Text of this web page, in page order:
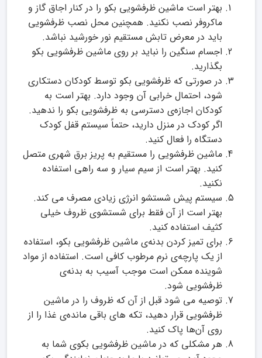
بهتر است ماشین ظرفشویی بکو را در کنار اجاق گاز و
ماکروفر نصب نکنید. همچنین محل نصب ظرفشویی
باید در معرض تابش مستقیم نور خورشید نباشد.
اجسام سنگین را نباید بر روی ماشین ظرفشویی بکو
بگذارید.
در صورتی که ظرفشویی بکو توسط کودکان دستکاری
شود، احتمال خرابی آن وجود دارد. بهتر است به
کودکان اجازه‌ی دسترسی به ظرفشویی بکو را ندهید.
اگر کودک در منزل دارید، حتماً سیستم قفل کودک
دستگاه را فعال کنید.
ماشین ظرفشویی را مستقیم به پریز برق شهری متصل
کنید. بهتر است از سیم سیار و سه راهی استفاده
نکنید.
سیستم پیش شستشو انرژی زیادی مصرف می کند.
بهتر است از آن فقط برای شستشوی ظروف خیلی
کثیف استفاده کنید.
برای تمیز کردن بدنه‌ی ماشین ظرفشویی بکو، استفاده
از یک پارچه‌ی نرم مرطوب کافی است. استفاده از مواد
شوینده ممکن است موجب آسیب به بدنه‌ی
ظرفشویی شود.
توصیه می شود قبل از آن که ظروف را در ماشین
ظرفشویی قرار دهید، تکه های باقی مانده‌ی غذا را از
روی آن‌ها پاک کنید.
هر مشکلی که در ماشین ظرفشویی بکوی شما به